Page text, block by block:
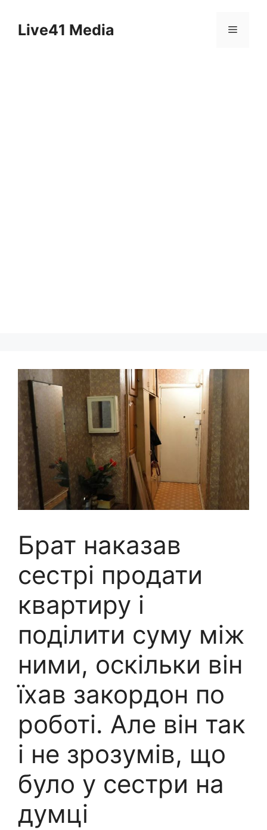
contentLive41 Media Menu
Брат наказав
сестрі продати
квартиру і
поділити суму між
ними, оскільки він
їхав закордон по
роботі. Але він так
і не зрозумів, що
було у сестри на
думці